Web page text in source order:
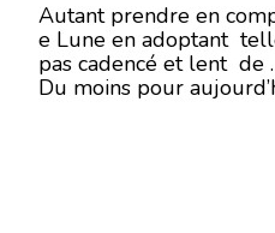
Autant prendre en
e Lune en adoptant
pas cadencé et lent de
Du moins pour